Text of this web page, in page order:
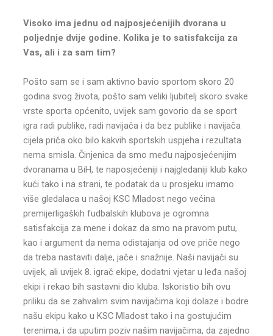
Visoko ima jednu od najposjećenijih dvorana u
poljednje dvije godine. Kolika je to satisfakcija za
Vas, ali i za sam tim?
Pošto sam se i sam aktivno bavio sportom skoro 20
godina svog života, pošto sam veliki ljubitelj skoro svake
vrste sporta općenito, uvijek sam govorio da se sport
igra radi publike, radi navijača i da bez publike i navijača
cijela priča oko bilo kakvih sportskih uspjeha i rezultata
nema smisla. Činjenica da smo među najposjećenijim
dvoranama u BiH, te naposjećeniji i najgledaniji klub kako
kući tako i na strani, te podatak da u prosjeku imamo
više gledalaca u našoj KSC Mladost nego većina
premijerligaških fudbalskih klubova je ogromna
satisfakcija za mene i dokaz da smo na pravom putu,
kao i argument da nema odistajanja od ove priče nego
da treba nastaviti dalje, jače i snažnije. Naši navijači su
uvijek, ali uvijek 8. igrač ekipe, dodatni vjetar u leđa našoj
ekipi i rekao bih sastavni dio kluba. Iskoristio bih ovu
priliku da se zahvalim svim navijačima koji dolaze i bodre
našu ekipu kako u KSC Mladost tako i na gostujućim
terenima, i da uputim poziv našim navijačima, da zajedno